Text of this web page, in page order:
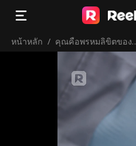
หน้าหลัก / คุณคือพรหมลิขิตของผ